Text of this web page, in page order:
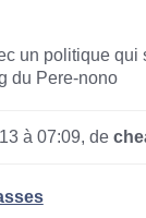
un politique qui
du Pere-nono
à 07:09, de